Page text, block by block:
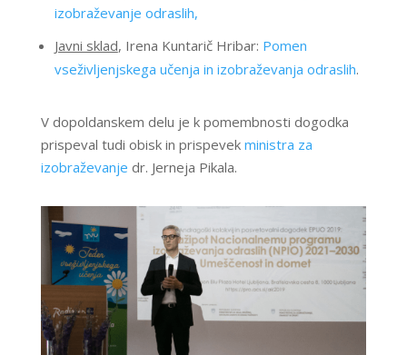
izobraževanje odraslih,
Javni sklad, Irena Kuntarič Hribar: Pomen
vseživljenjskega učenja in izobraževanja odraslih.
V dopoldanskem delu je k pomembnosti dogodka
prispeval tudi obisk in prispevek ministra za
izobraževanje dr. Jerneja Pikala.